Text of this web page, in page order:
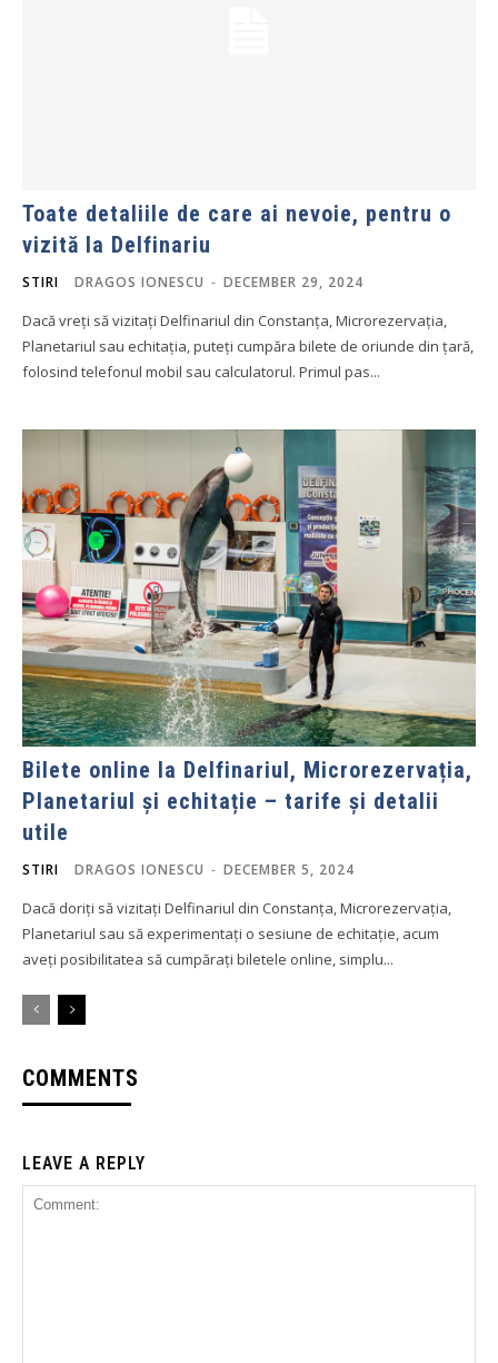
Toate detaliile de care ai nevoie, pentru o
vizită la Delfinariu
STIRI DRAGOS IONESCU - DECEMBER 29, 2024
Dacă vreți să vizitați Delfinariul din Constanța, Microrezervația,
Planetariul sau echitația, puteți cumpăra bilete de oriunde din țară,
folosind telefonul mobil sau calculatorul. Primul pas...
Bilete online la Delfinariul, Microrezervația,
Planetariul și echitație – tarife și detalii
utile
STIRI DRAGOS IONESCU - DECEMBER 5, 2024
Dacă doriți să vizitați Delfinariul din Constanța, Microrezervația,
Planetariul sau să experimentați o sesiune de echitație, acum
aveți posibilitatea să cumpărați biletele online, simplu...
COMMENTS
LEAVE A REPLY